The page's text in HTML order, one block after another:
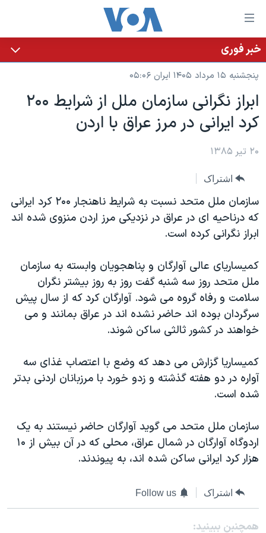
لینکهای
قابل
دسترسی
جهش
محتوای
اصلی
جهش
به
اصلی
جهش
به
جستجو
خانه
نسخه سبک وب‌سایت
موضوع ها
ایران
آمریکا
گزیده‌ها
ویژه برنامه‌ها
فرهنگ و زندگی
حقوق شهروندی
اقتصادی
اسرائیل در جنگ
گالری عکس
برنامه های تلویزیونی
جدول برنامه ها
صفحه‌های ویژه
عملیات خشم حماسی
۲۵۰سالگی آمریکا
مستندها
انتخابات ریاست جمهوری آمریکا ۲۰۲۴
حمله جمهوری اسلامی به اسرائیل
ورزش زنان در ایران
اعتراضات زن، زندگی، آزادی
تریبونال مردمی آبان ۹۸
دادگاه حمید نوری
قانون شفافیت دارائی کادر رهبری ایران
پخش رادیویی
یادگیری زبان انگلیسی
دنبال کنید
زبانهای مختلف
خبر فوری
پنجشنبه ۱۵ مرداد ۱۴۰۵ ایران ۰۵:۰۶
ابراز نگرانی سازمان ملل از شرايط ۲۰۰
کرد ايرانی در مرز عراق با اردن
۲۰ تیر ۱۳۸۵
اشتراک
سازمان ملل متحد نسبت به شرایط ناهنجار ۲۰۰ کرد ایرانی
که درناحیه ای در عراق در نزدیکی مرز اردن منزوی شده اند
ابراز نگرانی کرده است.
کمیساریای عالی آوارگان و پناهجویان وابسته به سازمان
ملل متحد روز سه شنبه گفت روز به روز بیشتر نگران
سلامت و رفاه گروه می شود. آوارگان کرد که از سال پیش
سرگردان بوده اند حاضر نشده اند در عراق بمانند و می
خواهند در کشور ثالثی ساکن شوند.
کمیساریا گزارش می دهد که وضع با اعتصاب غذای سه
آواره در دو هفته گذشته و زدو خورد با مرزبانان اردنی بدتر
شده است.
سازمان ملل متحد می گوید آوارگان حاضر نیستند به یک
اردوگاه آوارگان در شمال عراق، محلی که در آن بیش از ۱۰
هزار کرد ایرانی ساکن شده اند، به پیوندند.
اشتراک Follow us
همچنبن ببینید: